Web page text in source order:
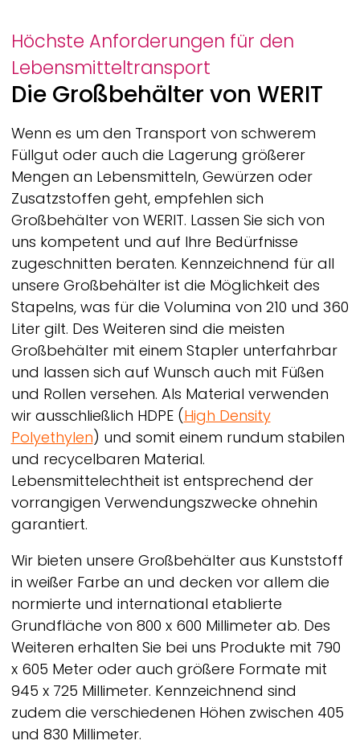
Höchste Anforderungen für den
Lebensmitteltransport
Die Großbehälter von WERIT
Wenn es um den Transport von schwerem
Füllgut oder auch die Lagerung größerer
Mengen an Lebensmitteln, Gewürzen oder
Zusatzstoffen geht, empfehlen sich
Großbehälter von WERIT. Lassen Sie sich von
uns kompetent und auf Ihre Bedürfnisse
zugeschnitten beraten. Kennzeichnend für all
unsere Großbehälter ist die Möglichkeit des
Stapelns, was für die Volumina von 210 und 360
Liter gilt. Des Weiteren sind die meisten
Großbehälter mit einem Stapler unterfahrbar
und lassen sich auf Wunsch auch mit Füßen
und Rollen versehen. Als Material verwenden
wir ausschließlich HDPE (High Density
Polyethylen) und somit einem rundum stabilen
und recycelbaren Material.
Lebensmittelechtheit ist entsprechend der
vorrangigen Verwendungszwecke ohnehin
garantiert.
Wir bieten unsere Großbehälter aus Kunststoff
in weißer Farbe an und decken vor allem die
normierte und international etablierte
Grundfläche von 800 x 600 Millimeter ab. Des
Weiteren erhalten Sie bei uns Produkte mit 790
x 605 Meter oder auch größere Formate mit
945 x 725 Millimeter. Kennzeichnend sind
zudem die verschiedenen Höhen zwischen 405
und 830 Millimeter.